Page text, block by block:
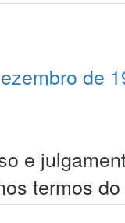
de
e
termos